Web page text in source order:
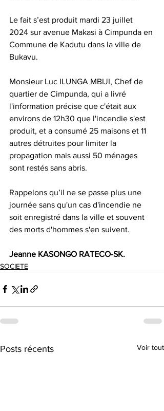
Le fait s’est produit mardi 23 juillet
2024 sur avenue Makasi à Cimpunda en
Commune de Kadutu dans la ville de
Bukavu.
Monsieur Luc ILUNGA MBIJI, Chef de
quartier de Cimpunda, qui a livré
l'information précise que c'était aux
environs de 12h30 que l'incendie s'est
produit, et a consumé 25 maisons et 11
autres détruites pour limiter la
propagation mais aussi 50 ménages
sont restés sans abris.
Rappelons qu’il ne se passe plus une
journée sans qu'un cas d'incendie ne
soit enregistré dans la ville et souvent
des morts d'hommes s'en suivent.
Jeanne KASONGO RATECO-SK.
SOCIETE
Posts récents Voir tout